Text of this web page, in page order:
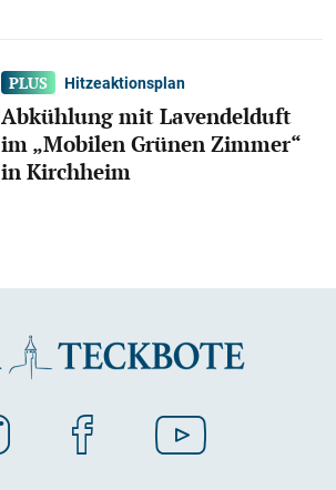
Hitzeaktionsplan
Abkühlung mit Lavendelduft
im „Mobilen Grünen Zimmer“
in Kirchheim